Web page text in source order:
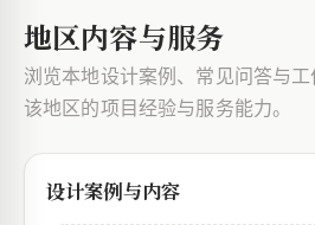
地区内容与服务
浏览本地设计案例、常见问答与
该地区的项目经验与服务能力。
设计案例与内容